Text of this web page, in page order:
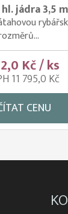
jádra 3,5 m
Kč / ks
11 795,0 Kč
CENU